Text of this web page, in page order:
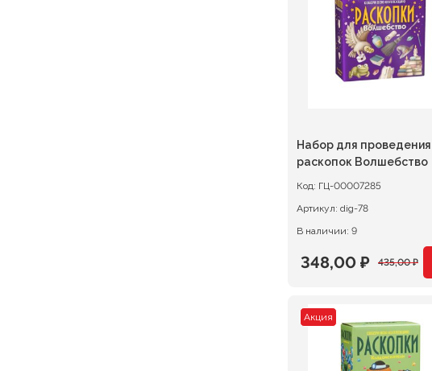
430,00 ₽.
Набор для проведения
раскопок Волшебство
Код: ГЦ-00007285
Артикул: dig-78
В наличии: 9
435,00₽
Первоначальная
составляла
435,00 ₽.
348,00 ₽
Текущая
348,00 ₽.
Акция